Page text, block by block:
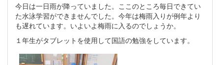
今日は一日雨が降っていました。ここのところ毎日できてい
た水泳学習ができませんでした。今年は梅雨入りが例年より
も遅れています。いよいよ梅雨に入るのでしょうか。
１年生がタブレットを使用して国語の勉強をしています。